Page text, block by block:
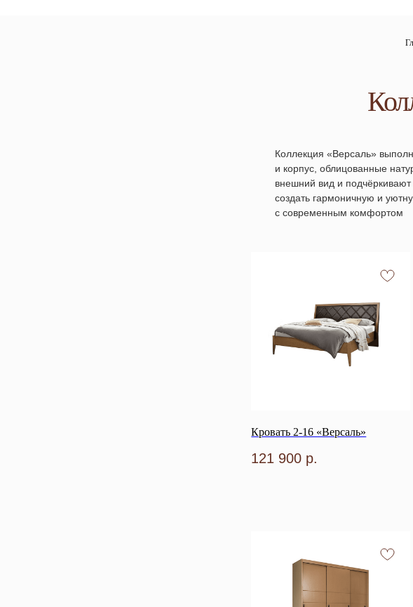
Коллекция «Версаль»
и корпус, облицованные
внешний вид и
создать гармоничную и
с современным комфортом
Кровать 2-16 «Версаль»
121 900 р.